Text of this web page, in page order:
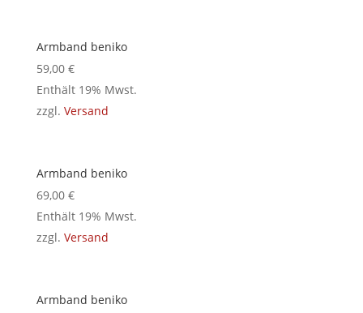
Armband beniko
59,00 €
Enthält 19% Mwst.
zzgl. Versand
Armband beniko
69,00 €
Enthält 19% Mwst.
zzgl. Versand
Armband beniko